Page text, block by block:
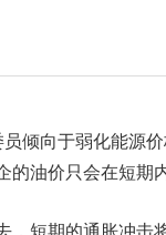
倾向于弱化能源
的油价只会在短期
，短期的通胀冲击